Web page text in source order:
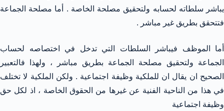
يباشر سلطاته لحسابه ولتحقيق مصلحة الخاصة . أما مصلحة الجماعة
فتتحقق بطريق غير مباشر .
أما الموظف فيباشر السلطات التي تدخل في اختصاصه لحساب
الجماعة ولتحقيق مصلحة الجماعة بطريق مباشر ، ولهذا فالتعبير
الصحيح ان يقال ان للملكية وظيفة اجتماعية . ولكن الملكية لا تختلف
في هذا من الناحية الفنية عن غيرها من الحقوق الخاصة ، اذ لكل حق
وظيفة اجتماعية